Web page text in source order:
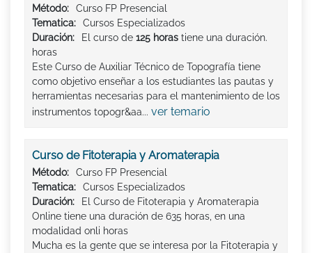
Método:
Curso FP Presencial
Tematica:
Cursos Especializados
Duración:
El curso de 125 horas tiene una duración.
horas
Este Curso de Auxiliar Técnico de Topografía tiene
como objetivo enseñar a los estudiantes las pautas y
herramientas necesarias para el mantenimiento de los
instrumentos topogr&aa... ver temario
Curso de Fitoterapia y Aromaterapia
Método:
Curso FP Presencial
Tematica:
Cursos Especializados
Duración:
El Curso de Fitoterapia y Aromaterapia
Online tiene una duración de 635 horas, en una
modalidad onli horas
Mucha es la gente que se interesa por la Fitoterapia y